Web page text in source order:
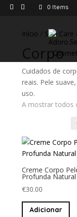
0 Items
Início Skin Care
Corpo
Cuidados de
reais. Pele
uso.
A mostrar todos
Creme Corpo
Profunda Natural
€30.00
Adicionar